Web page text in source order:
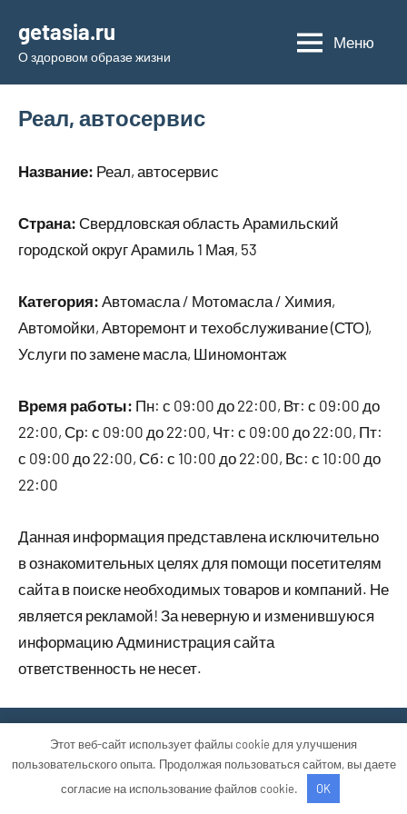
содержимому
getasia.ru
О здоровом образе жизни
Меню
Реал, автосервис
Название: Реал, автосервис
Страна: Свердловская область Арамильский
городской округ Арамиль 1 Мая, 53
Категория: Автомасла / Мотомасла / Химия,
Автомойки, Авторемонт и техобслуживание (СТО),
Услуги по замене масла, Шиномонтаж
Время работы: Пн: с 09:00 до 22:00, Вт: с 09:00 до
22:00, Ср: с 09:00 до 22:00, Чт: с 09:00 до 22:00, Пт:
с 09:00 до 22:00, Сб: с 10:00 до 22:00, Вс: с 10:00 до
22:00
Данная информация представлена исключительно
в ознакомительных целях для помощи посетителям
сайта в поиске необходимых товаров и компаний. Не
является рекламой! За неверную и изменившуюся
информацию Администрация сайта
ответственность не несет.
Тема WordPress: Occasio от ThemeZee.
Этот веб-сайт использует файлы cookie для улучшения
пользовательского опыта. Продолжая пользоваться сайтом, вы даете
согласие на использование файлов cookie.
OK